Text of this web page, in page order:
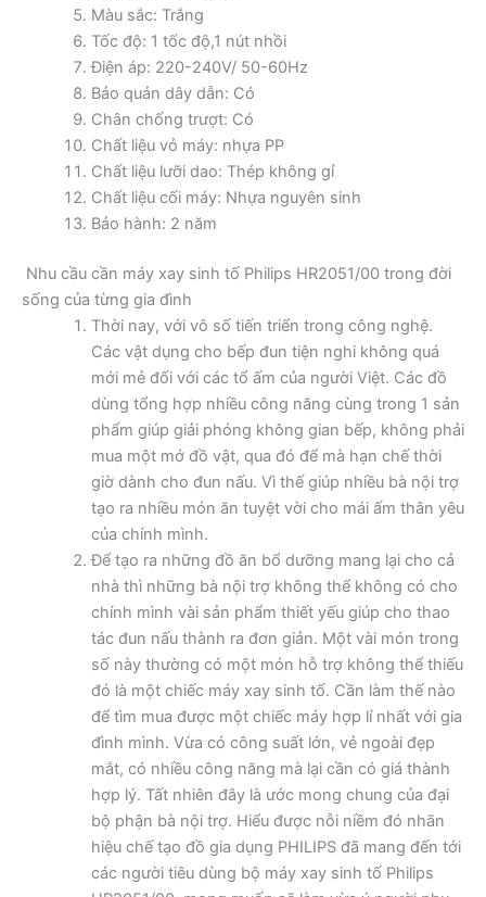
Màu sắc: Trắng
Tốc độ: 1 tốc độ,1 nút nhồi
Điện áp: 220-240V/ 50-60Hz
Bảo quản dây dẫn: Có
Chân chống trượt: Có
Chất liệu vỏ máy: nhựa PP
Chất liệu lưỡi dao: Thép không gỉ
Chất liệu cối máy: Nhựa nguyên sinh
Bảo hành: 2 năm
Nhu cầu cần máy xay sinh tố Philips HR2051/00 trong đời
sống của từng gia đình
Thời nay, với vô số tiến triển trong công nghệ.
Các vật dụng cho bếp đun tiện nghi không quá
mới mẻ đối với các tổ ấm của người Việt. Các đồ
dùng tổng hợp nhiều công năng cùng trong 1 sản
phẩm giúp giải phóng không gian bếp, không phải
mua một mớ đồ vật, qua đó để mà hạn chế thời
giờ dành cho đun nấu. Vì thế giúp nhiều bà nội trợ
tạo ra nhiều món ăn tuyệt vời cho mái ấm thân yêu
của chính mình.
Để tạo ra những đồ ăn bổ dưỡng mang lại cho cả
nhà thì những bà nội trợ không thể không có cho
chính mình vài sản phẩm thiết yếu giúp cho thao
tác đun nấu thành ra đơn giản. Một vài món trong
số này thường có một món hỗ trợ không thể thiếu
đó là một chiếc máy xay sinh tố. Cần làm thế nào
để tìm mua được một chiếc máy hợp lí nhất với gia
đình mình. Vừa có công suất lớn, vẻ ngoài đẹp
mắt, có nhiều công năng mà lại cần có giá thành
hợp lý. Tất nhiên đây là ước mong chung của đại
bộ phận bà nội trợ. Hiểu được nỗi niềm đó nhãn
hiệu chế tạo đồ gia dụng PHILIPS đã mang đến tới
các người tiêu dùng bộ máy xay sinh tố Philips